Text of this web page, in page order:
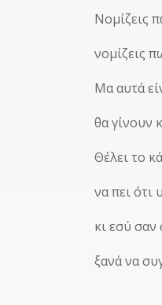
Νομίζεις
νομίζεις
Μα αυτά
θα γίνουν
Θέλει το
να πει ότι
κι εσύ σαν
ξανά να